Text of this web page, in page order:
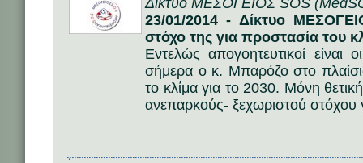
Δίκτυο ΜΕΣΟΓΕΙΟΣ SOS
23/01/2014 - Δίκτυο
στόχο της για προστασία του
Εντελώς απογοητευτικοί
σήμερα ο κ. Μπαρόζο στο
το κλίμα για το 2030. Μόνη
ανεπαρκούς- ξεχωριστού στόχου